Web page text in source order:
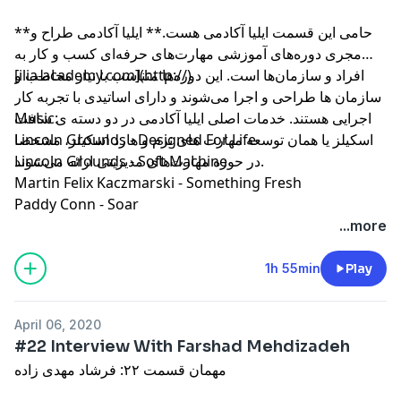
**حامی این قسمت ایلیا آکادمی هست.** ایلیا آکادمی طراح و
مجری دوره‌های آموزشی مهارت‌های حرفه‌ای کسب و کار به
افراد و سازمان‌ها است. این دوره‌ها متناسب با نیاز مخاطب و
سازمان ها طراحی و اجرا می‌شوند و دارای اساتیدی با تجربه کار
اجرایی هستند. خدمات اصلی ایلیا آکادمی در دو دسته ی سافت
اسکیلز یا همان توسعه مهارت های نرم و هارد اسکیلز، مشخصا
در حوزه مهارت‌های مدیریتی ارائه می‌شوند.
[ilia-academy.com](http://)
Music:
Lincoln Grounds - Designed For Life
Lincoln Grounds - Soft Machine
Martin Felix Kaczmarski - Something Fresh
Paddy Conn - Soar
...more
1h 55min Play
April 06, 2020
#22 Interview With Farshad Mehdizadeh
مهمان قسمت ۲۲: فرشاد مهدی زاده